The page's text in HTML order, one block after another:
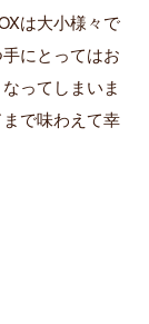
は大小様々で
にとってはお
ってしまいま
で味わえて幸